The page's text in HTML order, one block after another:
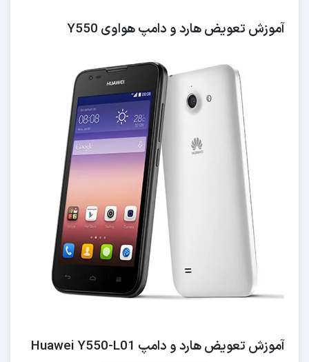
آموزش تعویض هارد و دامپ هواوی Y550
آموزش تعویض هارد و دامپ Huawei Y550-L01